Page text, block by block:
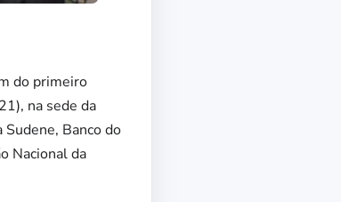
do primeiro
na sede da
Banco do
Nacional da